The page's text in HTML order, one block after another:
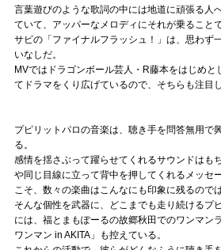
言葉遊びのような歌詞の中には地道に頑張る人
ていて、アッパーなメロディにそれが乗ること
サビの「ファイナルフラッシュ！」は、思わず
いなしだ。
MVではドラゴンボール芸人・R藤本をはじめと
てドラマをくり広げているので、そちらも注目
プピリットパロの音楽は、聴き手を問答無用で
る。
感情を揺さぶって躍らせてくれるサウンドはも
や同じ目線に立って背中を押してくれるメッセ
こそ、数々の楽曲はこんなにも印象に残るので
そんな個性を武器に、どこまでも走り続けるプ
には、福とまもぽーるの故郷秋田でのワンマン
ワンマン in AKITA」も控えている。